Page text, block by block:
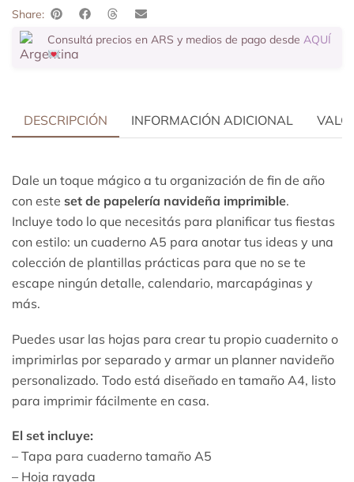
Share:
Consultá precios en ARS y medios de pago desde AQUÍ
DESCRIPCIÓN INFORMACIÓN ADICIONAL
Dale un toque mágico a tu organización de fin de año
con este set de papelería navideña imprimible.
Incluye todo lo que necesitás para planificar tus fiestas
con estilo: un cuaderno A5 para anotar tus ideas y una
colección de plantillas prácticas para que no se te
escape ningún detalle, calendario, marcapáginas y
más.
Puedes usar las hojas para crear tu propio cuadernito o
imprimirlas por separado y armar un planner navideño
personalizado. Todo está diseñado en tamaño A4, listo
para imprimir fácilmente en casa.
El set incluye:
– Tapa para cuaderno tamaño A5
– Hoja rayada